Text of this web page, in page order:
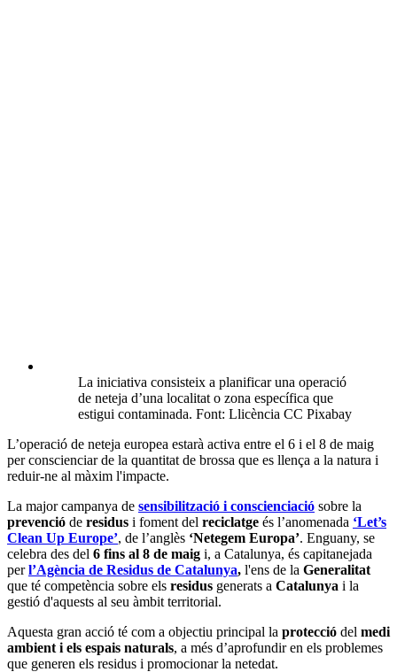
La iniciativa consisteix a planificar una operació
de neteja d’una localitat o zona específica que
estigui contaminada. Font: Llicència CC Pixabay
L’operació de neteja europea estarà activa entre el 6 i el 8 de maig
per conscienciar de la quantitat de brossa que es llença a la natura i
reduir-ne al màxim l'impacte.
La major campanya de sensibilització i conscienciació sobre la
prevenció de residus i foment del reciclatge és l’anomenada ‘Let’s
Clean Up Europe’, de l’anglès ‘Netegem Europa’. Enguany, se
celebra des del 6 fins al 8 de maig i, a Catalunya, és capitanejada
perl’Agència de Residus de Catalunya, l'ens de la Generalitat
que té competència sobre els residus generats a Catalunya i la
gestió d'aquests al seu àmbit territorial.
Aquesta gran acció té com a objectiu principal la protecció del medi
ambient i els espais naturals, a més d’aprofundir en els problemes
que generen els residus i promocionar la netedat.